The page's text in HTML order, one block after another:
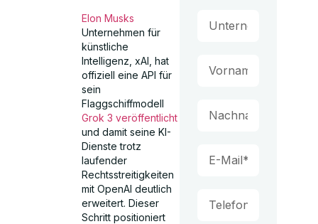
Elon Musks
Unternehmen für
künstliche
Intelligenz, xAI, hat
offiziell eine API für
sein
Flaggschiffmodell
Grok 3 veröffentlicht
und damit seine KI-
Dienste trotz
laufender
Rechtsstreitigkeiten
mit OpenAI deutlich
erweitert. Dieser
Schritt positioniert